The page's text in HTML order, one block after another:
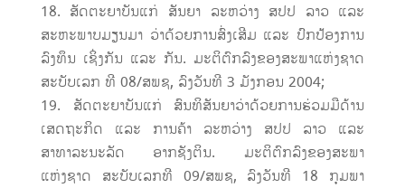
ສັດຕະຍາບັນແກ່ ສັນຍາ ລະຫວ່າງ ສປປ ລາວ ແລະ
ສະຫະພາບມຽນມາ ວ່າດ້ວຍການສົ່ງເສີມ ແລະ ປົກປ້ອງການ
ລົງທຶນ ເຊິ່ງກັນ ແລະ ກັນ. ມະຕິຕົກລົງຂອງສະພາແຫ່ງຊາດ
ສະບັບເລກ ທີ 08/ສພຊ, ລົງວັນທີ 3 ມັງກອນ 2004;
ສັດຕະຍາບັນແກ່ ສົນທິສັນຍາວ່າດ້ວຍການຮ່ວມມືດ້ານ
ເສດຖະກິດ ແລະ ການຄ້າ ລະຫວ່າງ ສປປ ລາວ ແລະ
ສາທາລະນະລັດ ອາກຊັງຕິນ. ມະຕິຕົກລົງຂອງສະພາ
ແຫ່ງຊາດ ສະບັບເລກທີ 09/ສພຊ, ລົງວັນທີ 18 ກຸມພາ